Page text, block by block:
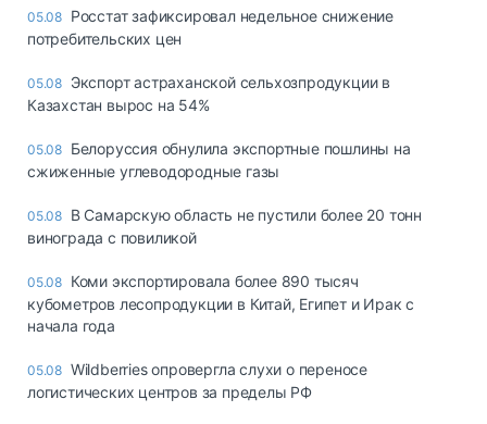
05.08 Росстат зафиксировал недельное снижение
потребительских цен
05.08 Экспорт астраханской сельхозпродукции в
Казахстан вырос на 54%
05.08 Белоруссия обнулила экспортные пошлины на
сжиженные углеводородные газы
05.08 В Самарскую область не пустили более 20 тонн
винограда с повиликой
05.08 Коми экспортировала более 890 тысяч
кубометров лесопродукции в Китай, Египет и Ирак с
начала года
05.08 Wildberries опровергла слухи о переносе
логистических центров за пределы РФ